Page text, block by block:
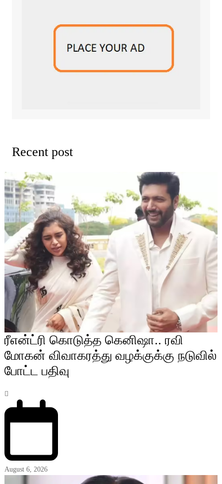
Recent post
ரீஎன்ட்ரி கொடுத்த கெனிஷா.. ரவி
மோகன் விவாகரத்து வழக்குக்கு நடுவில்
போட்ட பதிவு
August 6, 2026